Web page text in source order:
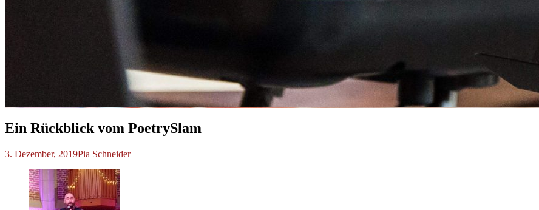
Ein Rückblick vom PoetrySlam
3. Dezember, 2019Pia Schneider